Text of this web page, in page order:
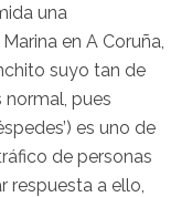
una
en A Coruña,
suyo tan de
pues
es uno de
de personas
respuesta a ello,